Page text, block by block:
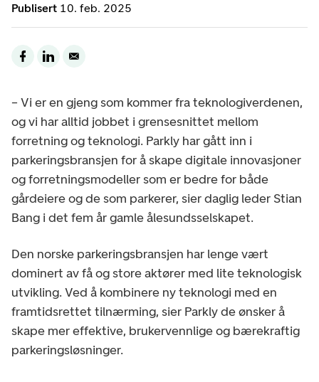
Publisert 10. feb. 2025
– Vi er en gjeng som kommer fra teknologiverdenen,
og vi har alltid jobbet i grensesnittet mellom
forretning og teknologi. Parkly har gått inn i
parkeringsbransjen for å skape digitale innovasjoner
og forretningsmodeller som er bedre for både
gårdeiere og de som parkerer, sier daglig leder Stian
Bang i det fem år gamle ålesundsselskapet.
Den norske parkeringsbransjen har lenge vært
dominert av få og store aktører med lite teknologisk
utvikling. Ved å kombinere ny teknologi med en
framtidsrettet tilnærming, sier Parkly de ønsker å
skape mer effektive, brukervennlige og bærekraftig
parkeringsløsninger.